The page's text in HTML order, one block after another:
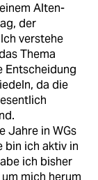
Alten-
der
verstehe
Thema
Entscheidung
da die
Jahre in WGs
bin ich aktiv in
ich bisher
mich herum